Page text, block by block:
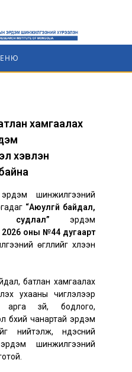
хамгаалах
хэвлэн
шинжилгээний
“Аюулгүй байдал,
судлал” эрдэм
2026 оны №44 дугаарт
өгүүллийг хүлээн
батлан хамгаалах
ухааны чиглэлээр
арга зүй, бодлого,
бүхий чанартай эрдэм
нийтэлж, үндэсний
шинжилгээний